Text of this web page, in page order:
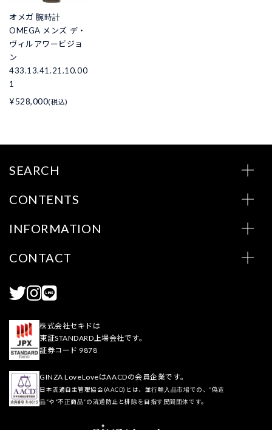
オメガ 腕時計
OMEGA メンズ デ・
ヴィルアワービジョ
ン
433.13.41.21.10.00
1
¥528,000(税込)
SEARCH
CONTENTS
INFORMATION
CONTACT
株式会社セキドは
東証STANDARD上場会社です。
証券コード 9878
GINZA LoveLoveはAACDの会員企業です。
日本流通自主管理協会(AACD)とは、並行輸入品市場での、“偽造
品”や“不正商品”の流通防止と排除を目指す民間団体です。